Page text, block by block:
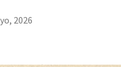
2026